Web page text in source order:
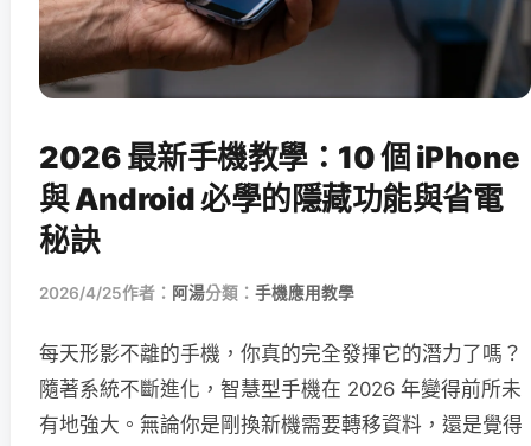
2026 最新手機教學：10 個 iPhone
與 Android 必學的隱藏功能與省電
秘訣
2026/4/25作者： 阿湯分類： 手機應用教學
每天形影不離的手機，你真的完全發揮它的潛力了嗎？
隨著系統不斷進化，智慧型手機在 2026 年變得前所未
有地強大。無論你是剛換新機需要轉移資料，還是覺得